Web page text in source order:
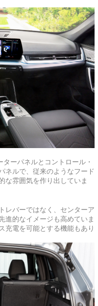
ーパネルとコントロール・
ネルで、従来のようなフード
な雰囲気を作り出していま
レバーではなく、センターア
進的なイメージも高めていま
充電を可能とする機能もあり